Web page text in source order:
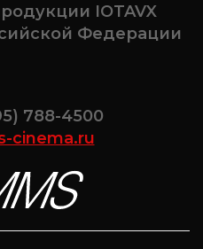
IOTAVX
Федерации
788-4500
cinema.ru